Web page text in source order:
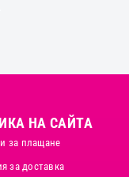
НА САЙТА
за плащане
за доставка